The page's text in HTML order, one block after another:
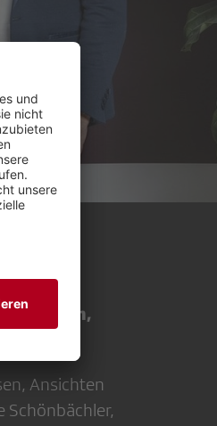
Sie ein,
Ansichten
Schönbächler,